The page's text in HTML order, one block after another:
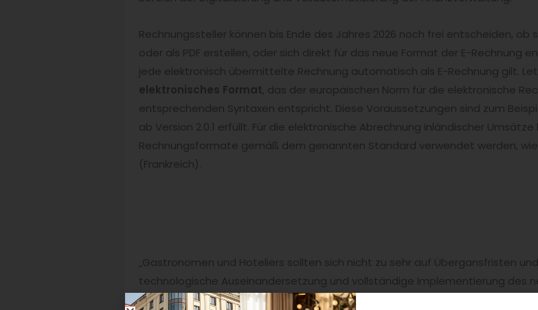
Rechnungssteller können bis Ende des Jahres 2026 noch frei entscheiden,
oder als PDF erstellen, oder sich direkt für das neue Format der E-Rechnung
jede elektronisch übermittelte Rechnung automatisch als E-Rechnung gilt.
elektronisches Format, das der europäischen Norm für die elektronische
entsprechenden Syntaxen entspricht. Diese Voraussetzungen sind zum
ab Version 2.0.1 erfüllt. Für die elektronische Abrechnung inländischer
Rechnungsformate gemäß dem genannten Standard verwendet werden,
(Frankreich).
„Gastronomen und Hoteliers sollten sich nicht zu sehr auf Übergansfristen
technologische Auseinandersetzung und vollständige Implementierung des
Ablagesystem ist der beste Weg! Am besten macht man es von Anfang an